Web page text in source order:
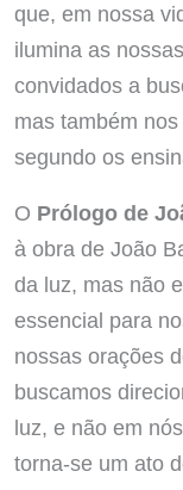
que, em nossa
ilumina as
convidados a
mas também
segundo os
O Prólogo de
à obra de João
da luz, mas não
essencial para
nossas orações
buscamos
luz, e não em
torna-se um ato